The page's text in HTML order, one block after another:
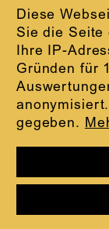
Diese
Sie die Seite
Ihre IP-
Gründen für
gegeben.
IMPRESSUM
DATENSCHUTZ
AGB
KONTAKT
ABO-LOGIN
PRESSE